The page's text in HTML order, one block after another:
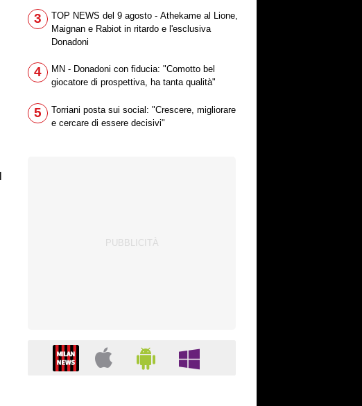
3
TOP NEWS del 9 agosto - Athekame al Lione,
Maignan e Rabiot in ritardo e l'esclusiva
Donadoni
4
MN - Donadoni con fiducia: "Comotto bel
giocatore di prospettiva, ha tanta qualità"
5
Torriani posta sui social: "Crescere, migliorare
e cercare di essere decisivi"